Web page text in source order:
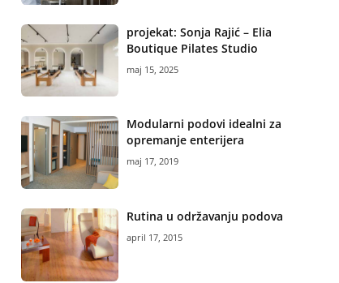
projekat: Sonja Rajić – Elia
Boutique Pilates Studio
maj 15, 2025
Modularni podovi idealni za
opremanje enterijera
maj 17, 2019
Rutina u održavanju podova
april 17, 2015